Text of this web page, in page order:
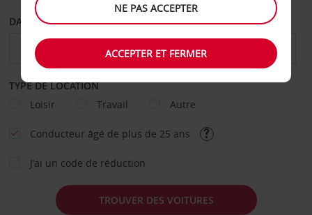
DATE DE DÉPART DATE DE RETOUR
TYPE DE LOCATION
Loisir
Travail Autre
Conducteur âgé de plus de 25 ans
J’ai un code de réduction
TROUVER DES VOITURES
NE PAS ACCEPTER
ACCEPTER ET FERMER